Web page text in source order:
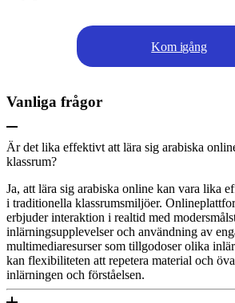
Kom igång
Vanliga frågor
Är det lika effektivt att lära sig arabiska
klassrum?
Ja, att lära sig arabiska online kan vara lika
i traditionella klassrumsmiljöer.
erbjuder interaktion i realtid med
inlärningsupplevelser och användning av
multimediaresurser som tillgodoser olika
kan flexibiliteten att repetera material och
inlärningen och förståelsen.